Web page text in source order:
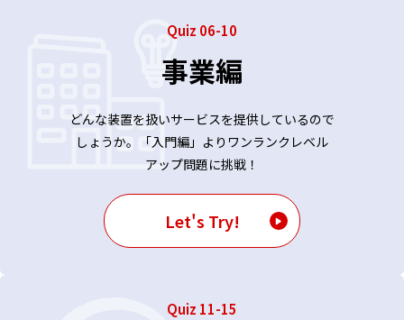
Quiz 06-10
事業編
どんな装置を扱いサービスを提供しているので
しょうか。「入門編」よりワンランクレベル
アップ問題に挑戦！
Let's Try!
Quiz 11-15